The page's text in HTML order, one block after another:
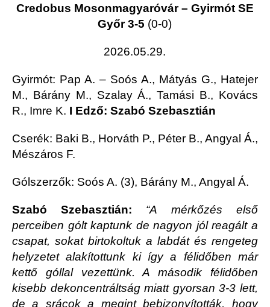
Credobus Mosonmagyaróvár – Gyirmót SE
Győr 3-5 (0-0)
2026.05.29.
Gyirmót: Pap A. – Soós A., Mátyás G., Hatejer
M., Bárány M., Szalay Á., Tamási B., Kovács
R., Imre K. I Edző: Szabó Szebasztián
Cserék: Baki B., Horváth P., Péter B., Angyal Á.,
Mészáros F.
Gólszerzők: Soós A. (3), Bárány M., Angyal Á.
Szabó Szebasztián: “A mérkőzés első
perceiben gólt kaptunk de nagyon jól reagált a
csapat, sokat birtokoltuk a labdát és rengeteg
helyzetet alakítottunk ki így a félidőben már
kettő góllal vezettünk. A második félidőben
kisebb dekoncentráltság miatt gyorsan 3-3 lett,
de a srácok a megint bebizonyították, hogy